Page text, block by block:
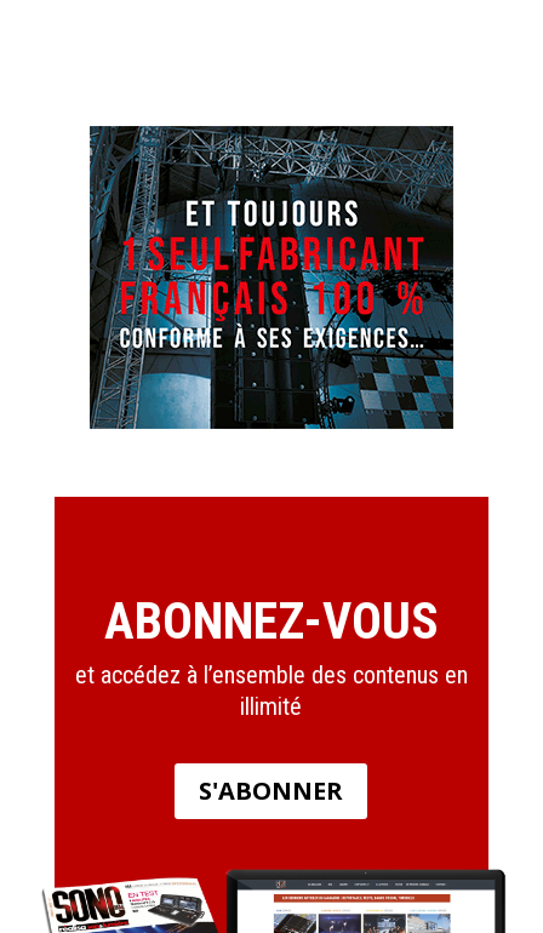
ABONNEZ-VOUS
et accédez à l’ensemble des contenus en
illimité
S'ABONNER